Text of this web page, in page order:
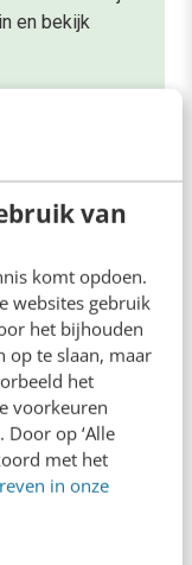
van
komt opdoen.
websites gebruik
het bijhouden
op te slaan, maar
het
voorkeuren
Door op ‘Alle
met het
in onze
en bekijk